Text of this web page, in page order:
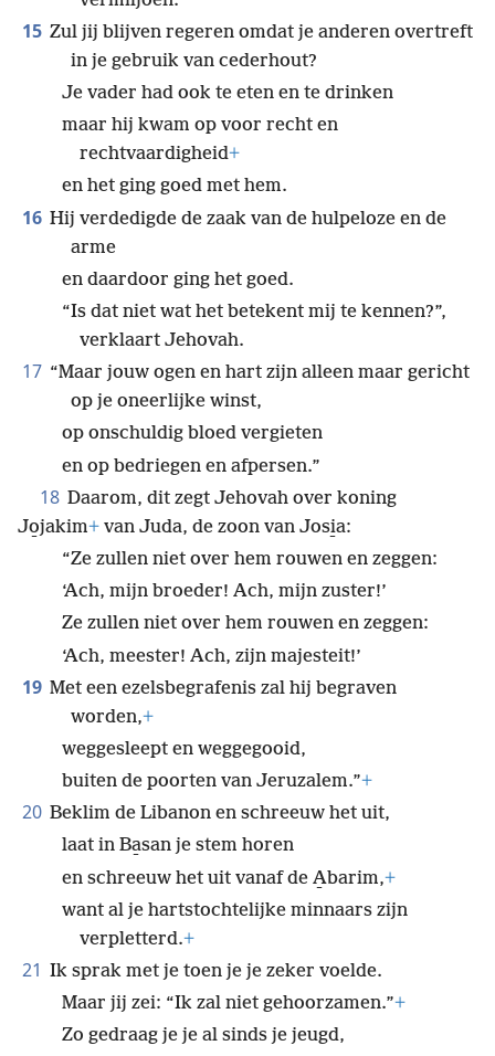
15 Zul jij blijven regeren omdat je anderen overtreft
in je gebruik van cederhout?
Je vader had ook te eten en te drinken
maar hij kwam op voor recht en
rechtvaardigheid+
en het ging goed met hem.
16 Hij verdedigde de zaak van de hulpeloze en de
arme
en daardoor ging het goed.
“Is dat niet wat het betekent mij te kennen?”,
verklaart Jehovah.
17 “Maar jouw ogen en hart zijn alleen maar gericht
op je oneerlijke winst,
op onschuldig bloed vergieten
en op bedriegen en afpersen.”
18 Daarom, dit zegt Jehovah over koning
Jo̱jakim+ van Juda, de zoon van Josi̱a:
“Ze zullen niet over hem rouwen en zeggen:
‘Ach, mijn broeder! Ach, mijn zuster!’
Ze zullen niet over hem rouwen en zeggen:
‘Ach, meester! Ach, zijn majesteit!’
19 Met een ezelsbegrafenis zal hij begraven
worden,+
weggesleept en weggegooid,
buiten de poorten van Jeruzalem.”+
20 Beklim de Libanon en schreeuw het uit,
laat in Ba̱san je stem horen
en schreeuw het uit vanaf de A̱barim,+
want al je hartstochtelijke minnaars zijn
verpletterd.+
21 Ik sprak met je toen je je zeker voelde.
Maar jij zei: “Ik zal niet gehoorzamen.”+
Zo gedraag je je al sinds je jeugd,